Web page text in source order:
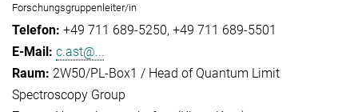
Forschungsgruppenleiter/in
+49 711 689-5250 +49 711 689-5501
c.ast@...
2W50/PL-Box1 / Head of Quantum Limit
Spectroscopy Group